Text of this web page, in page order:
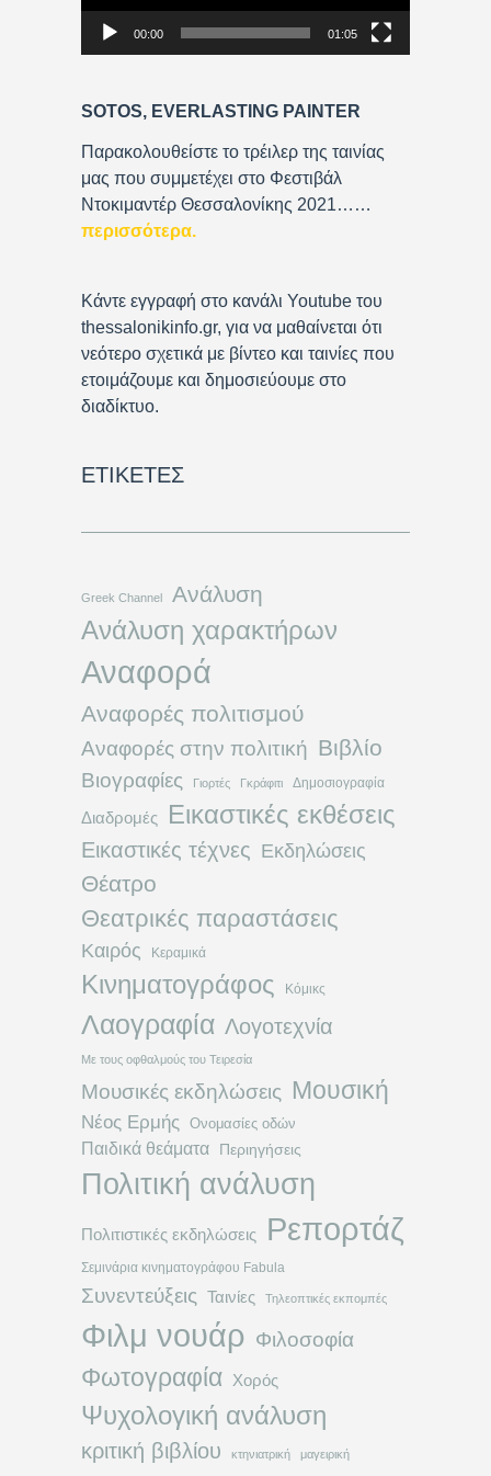
P
e
r
00:00 01:05
SOTOS, EVERLASTING PAINTER
Παρακολουθείστε το τρέιλερ της ταινίας
μας που συμμετέχει στο Φεστιβάλ
Ντοκιμαντέρ Θεσσαλονίκης 2021……
περισσότερα.
Κάντε εγγραφή στο κανάλι Youtube του
thessalonikinfo.gr, για να μαθαίνεται ότι
νεότερο σχετικά με βίντεο και ταινίες που
ετοιμάζουμε και δημοσιεύουμε στο
διαδίκτυο.
ΕΤΙΚΈΤΕΣ
Greek Channel Ανάλυση
Ανάλυση χαρακτήρων
Αναφορά
Αναφορές πολιτισμού
Αναφορές στην πολιτική Βιβλίο
Βιογραφίες Γιορτές Γκράφιτι Δημοσιογραφία
Διαδρομές Εικαστικές εκθέσεις
Εικαστικές τέχνες Εκδηλώσεις
Θέατρο
Θεατρικές παραστάσεις
Καιρός Κεραμικά
Κινηματογράφος Κόμικς
Λαογραφία Λογοτεχνία
Με τους οφθαλμούς του Τειρεσία
Μουσικές εκδηλώσεις Μουσική
Νέος Ερμής Ονομασίες οδών
Παιδικά θεάματα Περιηγήσεις
Πολιτική ανάλυση
Πολιτιστικές εκδηλώσεις Ρεπορτάζ
Σεμινάρια κινηματογράφου Fabula
Συνεντεύξεις Ταινίες Τηλεοπτικές εκπομπές
Φιλμ νουάρ Φιλοσοφία
Φωτογραφία Χορός
Ψυχολογική ανάλυση
κριτική βιβλίου κτηνιατρική μαγειρική